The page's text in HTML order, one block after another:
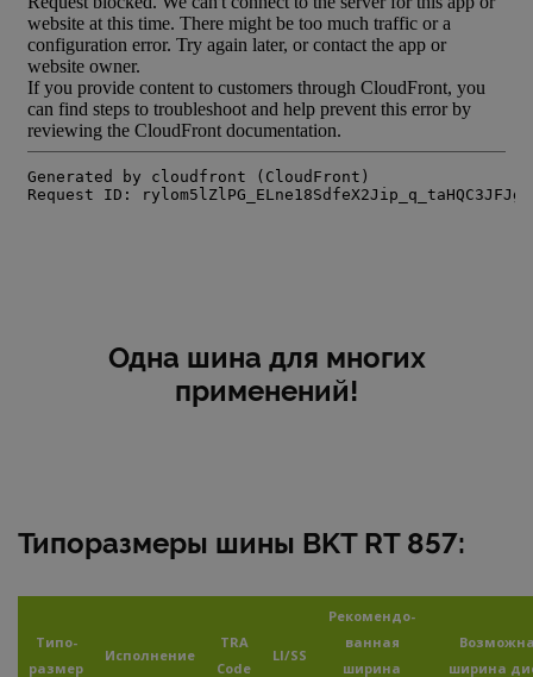
Одна шина для многих
применений!
Типоразмеры шины BKT RT 857:
Типо-
размер
Исполнение
TRA
Code
LI/SS
Рекомендо-
ванная
ширина
ширина